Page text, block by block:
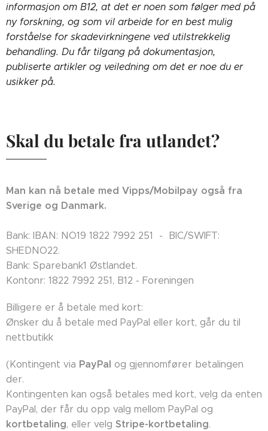
informasjon om B12, at det er noen som følger med på
ny forskning, og som vil arbeide for en best mulig
forståelse for skadevirkningene ved utilstrekkelig
behandling. Du får tilgang på dokumentasjon,
publiserte artikler og veiledning om det er noe du er
usikker på.
Skal du betale fra utlandet?
Man kan nå betale med Vipps/Mobilpay også fra
Sverige og Danmark.
Bank: IBAN: NO19 1822 7992 251 - BIC/SWIFT:
SHEDNO22.
Bank: Sparebank1 Østlandet.
Kontonr: 1822 7992 251, B12 - Foreningen
Billigere er å betale med kort:
Ønsker du å betale med PayPal eller kort, går du til
nettbutikk
(Kontingent via PayPal og gjennomfører betalingen
der.
Kontingenten kan også betales med kort, velg da enten
PayPal, der får du opp valg mellom PayPal og
kortbetaling, eller velg Stripe-kortbetaling.